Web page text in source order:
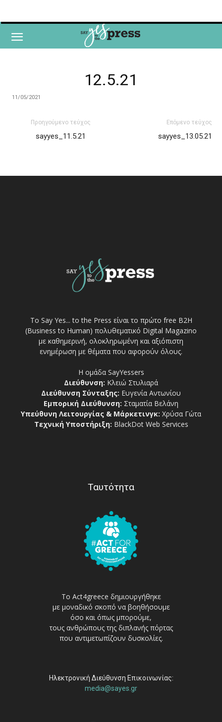
12.5.21
11/05/2021
Προηγούμενο τεύχος
sayyes_11.5.21
Επόμενο τεύχος
sayyes_13.05.21
Το Say Yes... to the Press είναι το πρώτο free Β2Η
(Business to Human) πολυθεματικό Digital Magazino
με καθημερινή, ολοκληρωμένη και αξιόπιστη
ενημέρωση με θέματα που αφορούν όλους.
Η ομάδα SayYessers
Διεύθυνση: Κλειώ Στυλιαρά
Διεύθυνση Σύνταξης: Ευγενία Αντωνίου
Εμπορική Διεύθυνση: Σταματία Βελάνη
Υπεύθυνη Λειτουργίας & Μάρκετινγκ: Χρύσα Γώτα
Τεχνική Υποστήριξη: BlackDot Web Services
Ταυτότητα
Το Act4greece δημιουργήθηκε
με μοναδικό σκοπό να βοηθήσουμε
όσο και όπως μπορούμε,
τους ανθρώπους της διπλανής πόρτας
που αντιμετωπίζουν δυσκολίες.
Ηλεκτρονική Διεύθυνση Επικοινωνίας:
media@sayes.gr